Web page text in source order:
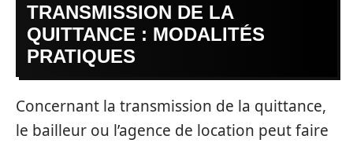
TRANSMISSION DE LA
QUITTANCE : MODALITÉS
PRATIQUES
Concernant la transmission de la quittance,
le bailleur ou l’agence de location peut faire